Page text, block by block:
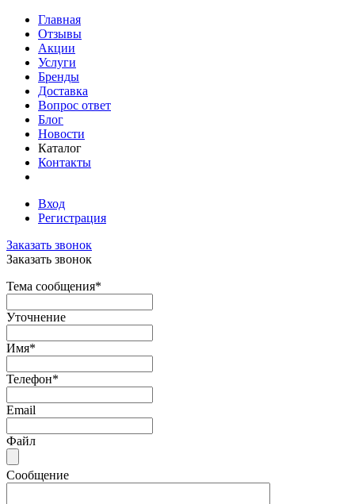
Главная
Отзывы
Акции
Услуги
Бренды
Доставка
Вопрос ответ
Блог
Новости
Каталог
Контакты
Вход
Регистрация
Заказать звонок
Заказать звонок
Тема сообщения*
Уточнение
Имя*
Телефон*
Email
Файл
Сообщение